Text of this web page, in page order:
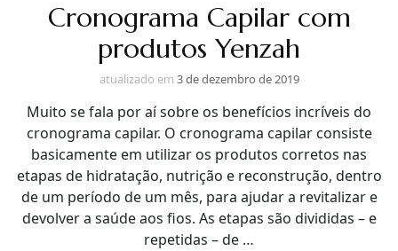
Cronograma Capilar com
produtos Yenzah
atualizado em 3 de dezembro de 2019
Muito se fala por aí sobre os benefícios incríveis do
cronograma capilar. O cronograma capilar consiste
basicamente em utilizar os produtos corretos nas
etapas de hidratação, nutrição e reconstrução, dentro
de um período de um mês, para ajudar a revitalizar e
devolver a saúde aos fios. As etapas são divididas – e
repetidas – de …